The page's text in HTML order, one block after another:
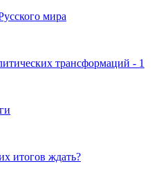
мира
трансформаций - 1
итогов ждать?